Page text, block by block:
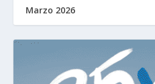
Marzo 2026